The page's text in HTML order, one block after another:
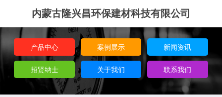
内蒙古隆兴昌环保建材科技有限公司
产品中心 案例展示 新闻资讯
招贤纳士 关于我们 联系我们